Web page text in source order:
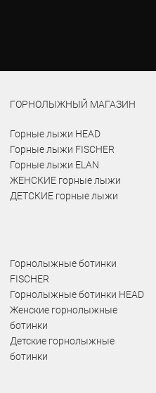
ГОРНОЛЫЖНЫЙ МАГАЗИН
Горные лыжи HEAD
Горные лыжи FISCHER
Горные лыжи ELAN
ЖЕНСКИЕ горные лыжи
ДЕТСКИЕ горные лыжи
Горнолыжные ботинки
FISCHER
Горнолыжные ботинки HEAD
Женские горнолыжные
ботинки
Детские горнолыжные
ботинки